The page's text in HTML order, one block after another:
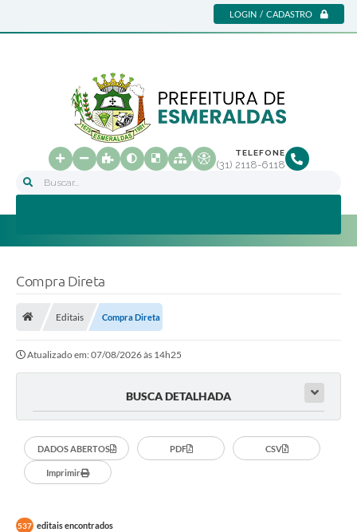
LOGIN / CADASTRO
Buscar...
TELEFONE
(31) 2118-6118
Compra Direta
Editais Compra Direta
Atualizado em: 07/08/2026 às 14h25
BUSCA DETALHADA
DADOS ABERTOS PDF CSV
Imprimir
537 editais encontrados